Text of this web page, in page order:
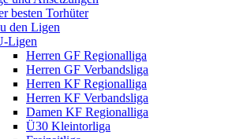
besten Torhüter
den Ligen
Ligen
Herren GF Regionalliga
Herren GF Verbandsliga
Herren KF Regionalliga
Herren KF Verbandsliga
Damen KF Regionalliga
Ü30 Kleintorliga